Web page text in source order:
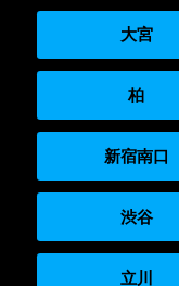
大宮
柏
新宿南口
渋谷
立川